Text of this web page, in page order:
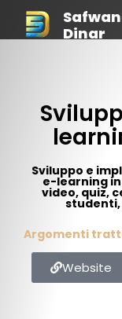
Dinar
Sviluppo e
e-learning in
video, quiz,
studenti,
Argomenti
Website